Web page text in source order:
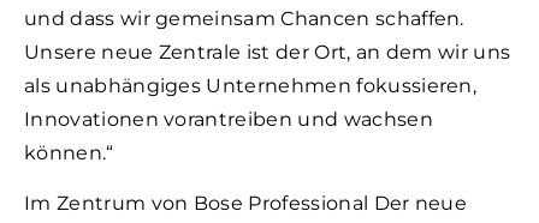
und dass wir gemeinsam Chancen schaffen.
Unsere neue Zentrale ist der Ort, an dem wir uns
als unabhängiges Unternehmen fokussieren,
Innovationen vorantreiben und wachsen
können.“
Im Zentrum von Bose Professional Der neue